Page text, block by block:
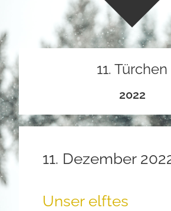
11. Türchen
2022
11. Dezember
Unser elftes